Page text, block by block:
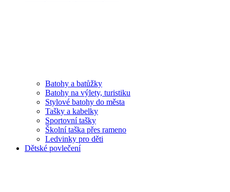
Batohy a batůžky
Batohy na výlety, turistiku
Stylové batohy do města
Tašky a kabelky
Sportovní tašky
Školní taška přes rameno
Ledvinky pro děti
Dětské povlečení